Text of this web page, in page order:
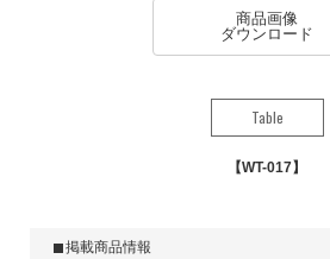
商品画像
ダウンロード
Table
WT-017
掲載商品情報